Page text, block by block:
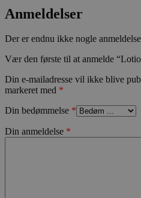
Anmeldelser
Der er endnu ikke nogle
Vær den første til at anmelde
Din e-mailadresse vil ikke blive
markeret med *
Din bedømmelse *
Din anmeldelse *
{32}